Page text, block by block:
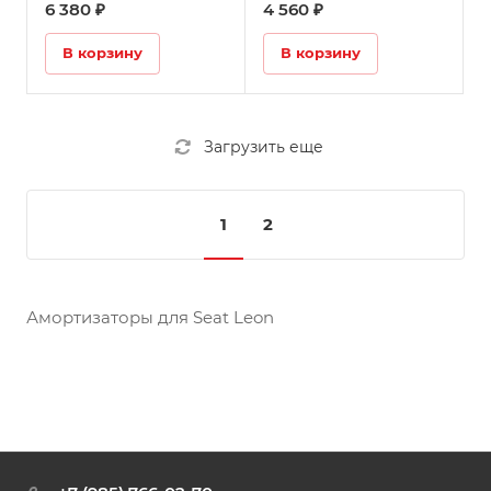
6 380 ₽
В корзину
4 560 ₽
В корзину
Загрузить еще
1 2
Амортизаторы для Seat Leon